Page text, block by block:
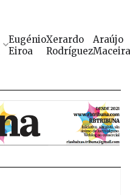
Eugénio
Eiroa
Xerardo
Rodríguez
Araújo
Maceira